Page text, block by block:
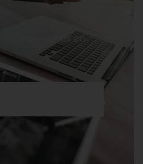
onze acties en